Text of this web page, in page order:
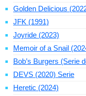
Golden Delicious
JFK (1991)
Joyride (2023)
Memoir of a Snail
Bob’s Burgers (Serie
DEVS (2020) Serie
Heretic (2024)